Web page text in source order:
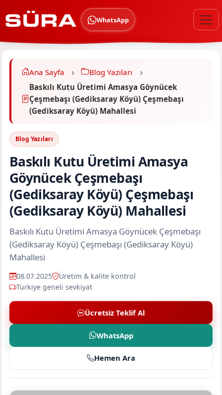
WhatsApp
Ana Sayfa
Blog Yazıları
Baskılı Kutu Üretimi Amasya Göynücek
Çeşmebaşı (Gediksaray Köyü) Çeşmebaşı
(Gediksaray Köyü) Mahallesi
Blog Yazıları
Baskılı Kutu Üretimi Amasya
Göynücek Çeşmebaşı
(Gediksaray Köyü) Çeşmebaşı
(Gediksaray Köyü) Mahallesi
Baskılı Kutu Üretimi Amasya Göynücek Çeşmebaşı
(Gediksaray Köyü) Çeşmebaşı (Gediksaray Köyü)
Mahallesi
08.07.2025
Üretim & kalite kontrol
Türkiye geneli sevkiyat
Ücretsiz Teklif Al
WhatsApp
Hemen Ara